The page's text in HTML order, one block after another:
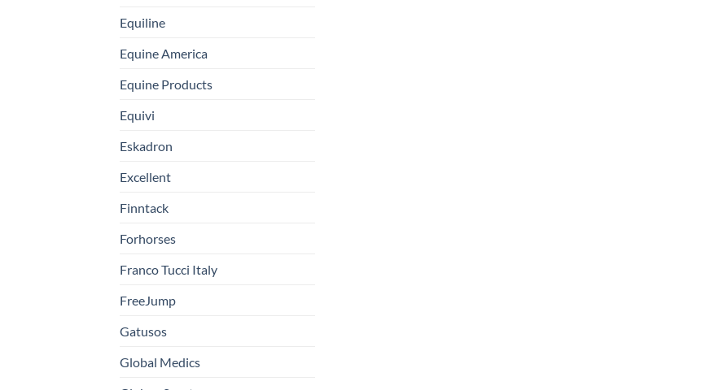
Equiline
Equine America
Equine Products
Equivi
Eskadron
Excellent
Finntack
Forhorses
Franco Tucci Italy
FreeJump
Gatusos
Global Medics